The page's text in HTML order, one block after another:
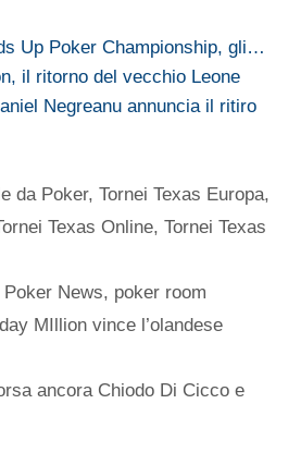
Up Poker Championship, gli…
il ritorno del vecchio Leone
Negreanu annuncia il ritiro
da Poker,Tornei Texas Europa,
Texas Online, Tornei Texas
Poker News, poker room
MIllion vince l’olandese
ancora Chiodo Di Cicco e